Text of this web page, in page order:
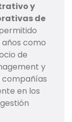
y
de
como
de
y
compañías
en los